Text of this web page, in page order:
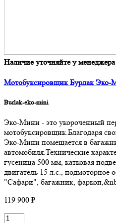
Наличие уточняйте у менеджера
Мотобуксировщик Бурлак Эко-
Burlak-eko-mini
Эко-Мини - это укороченный
мотобуксировщик.Благодаря
Эко-Мини помещается в
автомобиля.Технические
гусеница 500 мм, катковая
двигатель 15 л.с., подмоторное
"Сафари", багажник,
119 900 ₽